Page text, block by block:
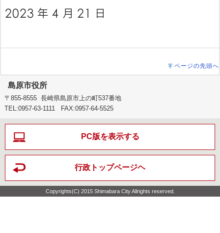
ページの先頭へ
島原市役所
〒855-8555 長崎県島原市上の町537番地
TEL:0957-63-1111 FAX:0957-64-5525
PC版を表示する
行政トップページヘ
Copyrights(C) 2015 Shimabara City Allrights reserved.